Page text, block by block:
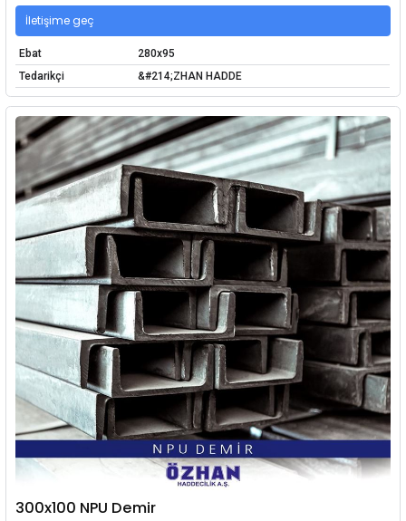
İletişime geç
Ebat
280x95
Tedarikçi
&#214;ZHAN HADDE
300x100 NPU Demir